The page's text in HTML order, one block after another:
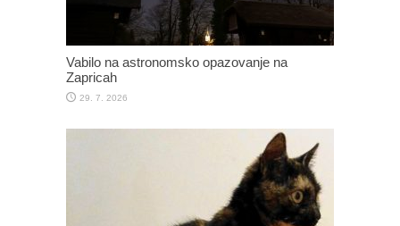
Vabilo na astronomsko opazovanje na
Zapricah
29. 7. 2026